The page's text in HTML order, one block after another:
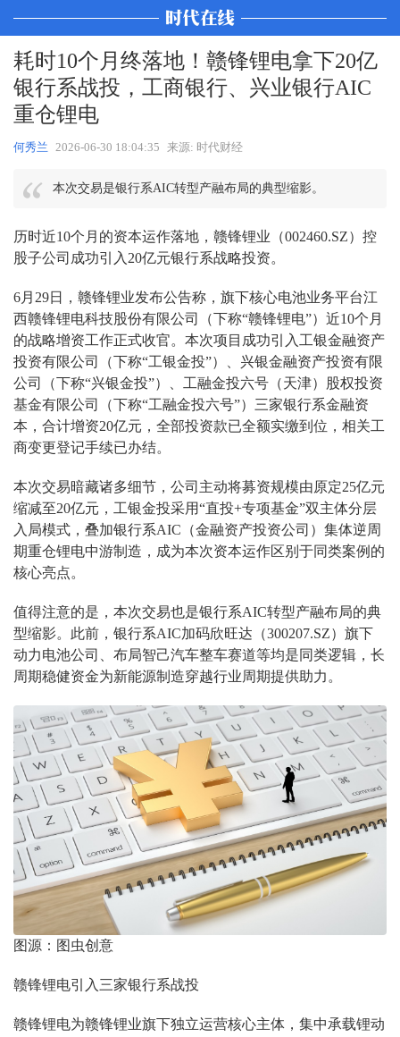
耗时10个月终落地！赣锋锂电拿下20亿
银行系战投，工商银行、兴业银行AIC
重仓锂电
何秀兰 2026-06-30 18:04:35 来源: 时代财经
本次交易是银行系AIC转型产融布局的典型缩影。
历时近10个月的资本运作落地，赣锋锂业（002460.SZ）控
股子公司成功引入20亿元银行系战略投资。
6月29日，赣锋锂业发布公告称，旗下核心电池业务平台江
西赣锋锂电科技股份有限公司（下称“赣锋锂电”）近10个月
的战略增资工作正式收官。本次项目成功引入工银金融资产
投资有限公司（下称“工银金投”）、兴银金融资产投资有限
公司（下称“兴银金投”）、工融金投六号（天津）股权投资
基金有限公司（下称“工融金投六号”）三家银行系金融资
本，合计增资20亿元，全部投资款已全额实缴到位，相关工
商变更登记手续已办结。
本次交易暗藏诸多细节，公司主动将募资规模由原定25亿元
缩减至20亿元，工银金投采用“直投+专项基金”双主体分层
入局模式，叠加银行系AIC（金融资产投资公司）集体逆周
期重仓锂电中游制造，成为本次资本运作区别于同类案例的
核心亮点。
值得注意的是，本次交易也是银行系AIC转型产融布局的典
型缩影。此前，银行系AIC加码欣旺达（300207.SZ）旗下
动力电池公司、布局智己汽车整车赛道等均是同类逻辑，长
周期稳健资金为新能源制造穿越行业周期提供助力。
图源：图虫创意
赣锋锂电引入三家银行系战投
赣锋锂电为赣锋锂业旗下独立运营核心主体，集中承载锂动